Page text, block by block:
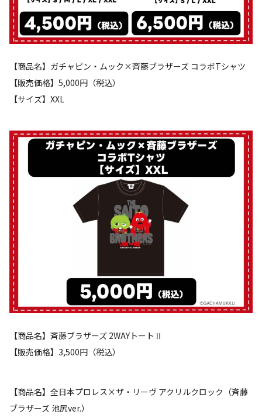
【商品名】ガチャピン・ムック×斉藤ブラザーズ コラボTシャツ
【販売価格】5,000円（税込）
【サイズ】XXL
【商品名】斉藤ブラザーズ 2WAYトートⅡ
【販売価格】3,500円（税込）
【商品名】全日本プロレス×ザ・リーヴ アクリルクロック（斉藤
ブラザーズ 池尻ver.）